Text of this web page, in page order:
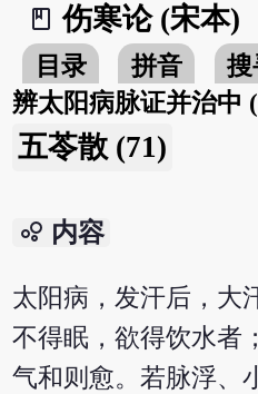
book_2
伤寒论 (宋本)
目录 拼音 搜
辨太阳病脉证并治中
五苓散 (71)
bubble_chart 内容
太阳病，发汗后，大
不得眠，欲得饮水者
气和则愈。若脉浮、